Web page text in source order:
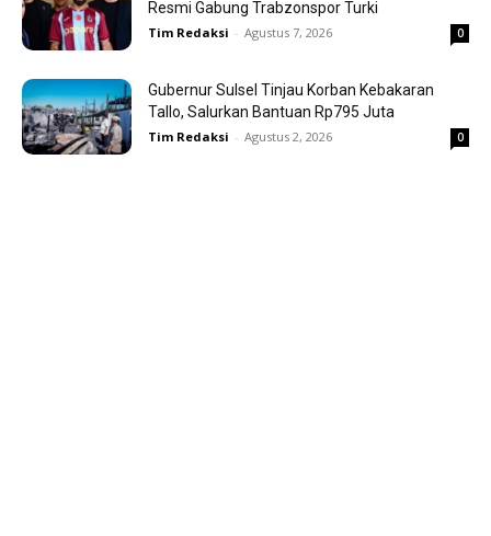
Resmi Gabung Trabzonspor Turki
Tim Redaksi - Agustus 7, 2026 0
Gubernur Sulsel Tinjau Korban Kebakaran
Tallo, Salurkan Bantuan Rp795 Juta
Tim Redaksi - Agustus 2, 2026 0